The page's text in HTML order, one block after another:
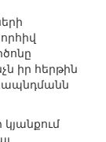
իր հերթին